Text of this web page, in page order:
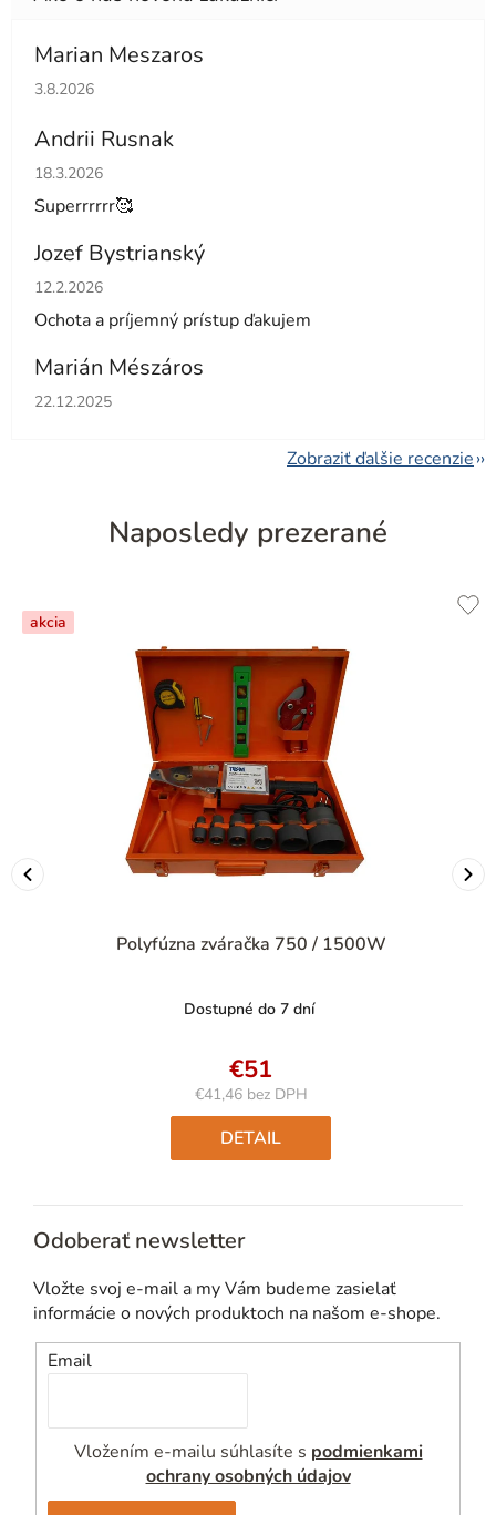
Marian Meszaros
Hodnotenie obchodu je 5 z 5 hviezdičiek.
3.8.2026
Andrii Rusnak
Hodnotenie obchodu je 5 z 5 hviezdičiek.
18.3.2026
Superrrrrr🥰
Jozef Bystrianský
Hodnotenie obchodu je 5 z 5 hviezdičiek.
12.2.2026
Ochota a príjemný prístup ďakujem
Marián Mészáros
Hodnotenie obchodu je 5 z 5 hviezdičiek.
22.12.2025
Zobraziť ďalšie recenzie
Naposledy prezerané
akcia
Polyfúzna zváračka 750 / 1500W
Dostupné do 7 dní
€51
€41,46 bez DPH
Jednotková
cena:
DETAIL
Odoberať newsletter
Vložte svoj e-mail a my Vám budeme zasielať
informácie o nových produktoch na našom e-shope.
Email
Vložením e-mailu súhlasíte s podmienkami
ochrany osobných údajov